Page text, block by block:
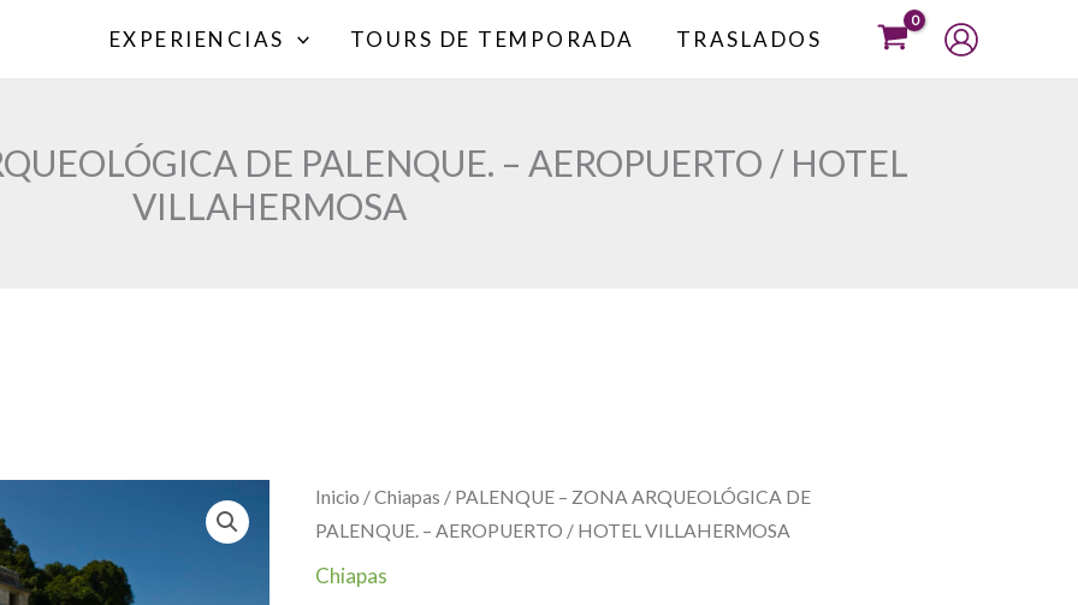
EXPERIENCIAS TOURS DE TEMPORADA TRASLADOS
DE PALENQUE. – AEROPUERTO / HOTEL
VILLAHERMOSA
Inicio /Chiapas / PALENQUE – ZONA ARQUEOLÓGICA DE
PALENQUE. – AEROPUERTO / HOTEL VILLAHERMOSA
Chiapas